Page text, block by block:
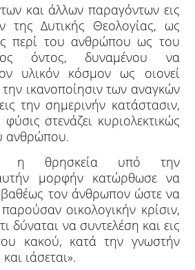
και άλλων παραγόντων εις
της Δυτικής Θεολογίας, ως
περί του ανθρώπου ως του
όντος, δυναμένου να
υλικόν κόσμον ως οιονεί
ικανοποίησιν των αναγκών
την σημερινήν κατάστασιν,
στενάζει κυριολεκτικώς
ανθρώπου.
η θρησκεία υπό την
μορφήν κατώρθωσε να
τον άνθρωπον ώστε να
οικολογικήν κρίσιν,
δύναται να συντελέση και εις
κακού, κατά την γνωστήν
ιάσεται».